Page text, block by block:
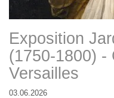
Exposition
(1750-1800) -
Versailles
03.06.2026